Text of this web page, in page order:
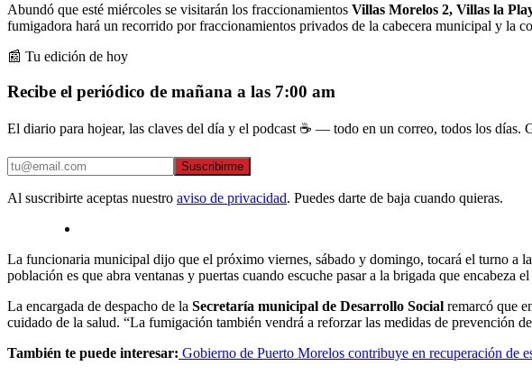
Abundó que esté miércoles se visitarán los fraccionamientos Villas Morelos 2, Villas la
fumigadora hará un recorrido por fraccionamientos privados de la cabecera municipal y la
📰 Tu edición de hoy
Recibe el periódico de mañana a las 7:00 am
El diario para hojear, las claves del día y el podcast ☕ — todo en un correo, todos los días.
Suscribirme
Al suscribirte aceptas nuestro aviso de privacidad. Puedes darte de baja cuando quieras.
La funcionaria municipal dijo que el próximo viernes, sábado y domingo, tocará el turno a la
población es que abra ventanas y puertas cuando escuche pasar a la brigada que encabeza
La encargada de despacho de la Secretaría municipal de Desarrollo Social remarcó que
cuidado de la salud. “La fumigación también vendrá a reforzar las medidas de prevención
También te puede interesar: Gobierno de Puerto Morelos contribuye en recuperación de